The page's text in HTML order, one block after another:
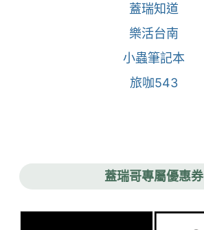
蓋瑞知道
樂活台南
小蟲筆記本
旅咖543
蓋瑞哥專屬優惠券